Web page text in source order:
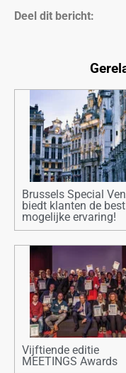
Deel dit bericht:
Brussels Special
biedt klanten de best
mogelijke ervaring!
Vijftiende editie
MEETINGS Awards